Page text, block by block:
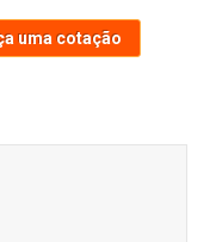
uma cotação